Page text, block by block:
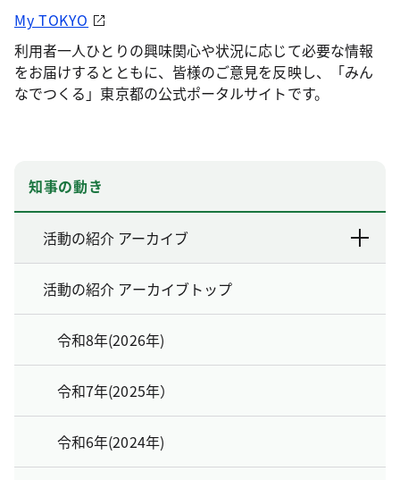
My TOKYO
利用者一人ひとりの興味関心や状況に応じて必要な情報
をお届けするとともに、皆様のご意見を反映し、「みん
なでつくる」東京都の公式ポータルサイトです。
知事の動き
活動の紹介 アーカイブ
活動の紹介 アーカイブトップ
令和8年(2026年)
令和7年(2025年）
令和6年(2024年)